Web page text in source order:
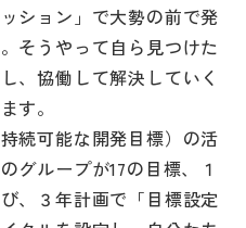
ション」で大勢の前で発
そうやって自ら見つけた
、協働して解決していく
す。
続可能な開発目標）の活
グループが17の目標、１
、３年計画で「目標設定